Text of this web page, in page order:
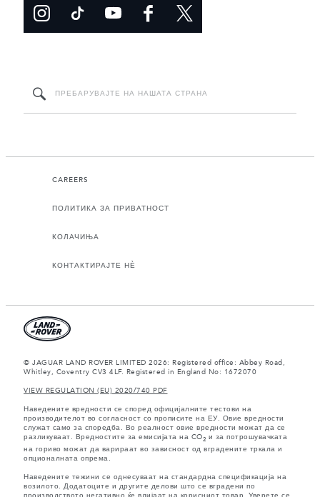
CAREERS
ПОЛИТИКА ЗА ПРИВАТНОСТ
КОЛАЧИЊА
КОНТАКТИРАЈТЕ НЀ
© JAGUAR LAND ROVER LIMITED 2026: Registered office: Abbey Road,
Whitley, Coventry CV3 4LF. Registered in England No: 1672070
VIEW REGULATION (EU) 2020/740 PDF
Наведените вредности се според официјалните тестови на
производителот во согласност со прописите на ЕУ. Овие вредности
служат само за споредба. Во реалност овие вредности можат да се
разликуваат. Вредностите за емисијата на CO2 и за потрошувачката
на гориво можат да варираат во зависност од вградените тркала и
опционалната опрема.
Наведените тежини се однесуваат на стандардна спецификација на
возилото. Додатоците и другите делови што се вградени по
производството негативно ќе влијаат на корисниот товар. Уверете се